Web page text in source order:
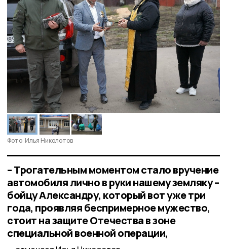
Фото: Илья Николотов
– Трогательным моментом стало вручение
автомобиля лично в руки нашему земляку –
бойцу Александру, который вот уже три
года, проявляя беспримерное мужество,
стоит на защите Отечества в зоне
специальной военной операции,